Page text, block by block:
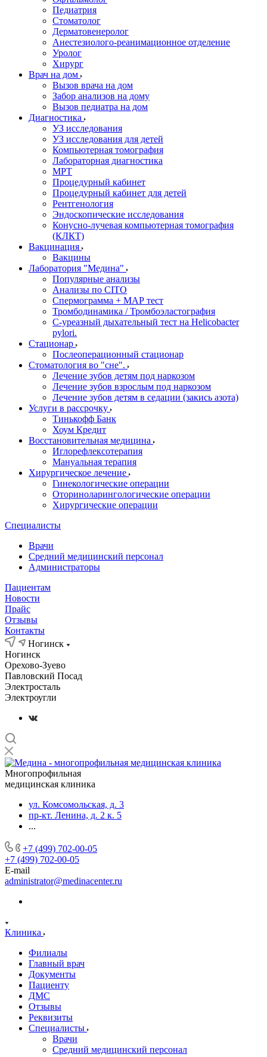
Педиатрия
Стоматолог
Дерматовенеролог
Анестезиолого-реанимационное отделение
Уролог
Хирург
Врач на дом
Вызов врача на дом
Забор анализов на дому
Вызов педиатра на дом
Диагностика
УЗ исследования
УЗ исследования для детей
Компьютерная томография
Лабораторная диагностика
МРТ
Процедурный кабинет
Процедурный кабинет для детей
Рентгенология
Эндоскопические исследования
Конусно-лучевая компьютерная томография
(КЛКТ)
Вакцинация
Вакцины
Лаборатория "Медина"
Популярные анализы
Анализы по CITO
Спермограмма + МАР тест
Тромбодинамика / Тромбоэластография
С-уреазный дыхательный тест на Helicobacter
pylori.
Стационар
Послеоперационный стационар
Стоматология во "сне".
Лечение зубов детям под наркозом
Лечение зубов взрослым под наркозом
Лечение зубов детям в седации (закись азота)
Услуги в рассрочку
Тинькофф Банк
Хоум Кредит
Восстановительная медицина
Иглорефлексотерапия
Мануальная терапия
Хирургическое лечение
Гинекологические операции
Оториноларингологические операции
Хирургические операции
Специалисты
Врачи
Средний медицинский персонал
Администраторы
Пациентам
Новости
Прайс
Отзывы
Контакты
Ногинск
Ногинск
Орехово-Зуево
Павловский Посад
Электросталь
Электроугли
Многопрофильная
медицинская клиника
ул. Комсомольская, д. 3
пр-кт. Ленина, д. 2 к. 5
...
+7 (499) 702-00-05
+7 (499) 702-00-05
E-mail
administrator@medinacenter.ru
Клиника
Филиалы
Главный врач
Документы
Пациенту
ДМС
Отзывы
Реквизиты
Специалисты
Врачи
Средний медицинский персонал